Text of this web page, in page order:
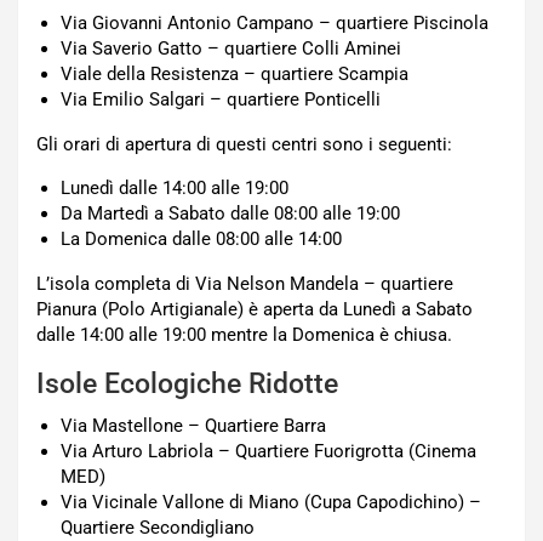
Via Giovanni Antonio Campano – quartiere Piscinola
Via Saverio Gatto – quartiere Colli Aminei
Viale della Resistenza – quartiere Scampia
Via Emilio Salgari – quartiere Ponticelli
Gli orari di apertura di questi centri sono i seguenti:
Lunedì dalle 14:00 alle 19:00
Da Martedì a Sabato dalle 08:00 alle 19:00
La Domenica dalle 08:00 alle 14:00
L’isola completa di Via Nelson Mandela – quartiere
Pianura (Polo Artigianale) è aperta da Lunedì a Sabato
dalle 14:00 alle 19:00 mentre la Domenica è chiusa.
Isole Ecologiche Ridotte
Via Mastellone – Quartiere Barra
Via Arturo Labriola – Quartiere Fuorigrotta (Cinema
MED)
Via Vicinale Vallone di Miano (Cupa Capodichino) –
Quartiere Secondigliano